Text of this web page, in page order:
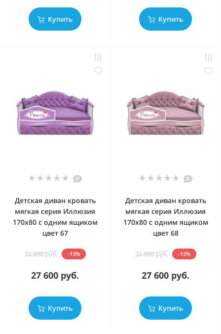
Купить Купить
0
Детская диван кровать
мягкая серия Иллюзия
170x80 с одним ящиком
цвет 67
31 900 руб. -13%
27 600 руб.
Купить
0
Детская диван кровать
мягкая серия Иллюзия
170x80 с одним ящиком
цвет 68
31 900 руб. -13%
27 600 руб.
Купить